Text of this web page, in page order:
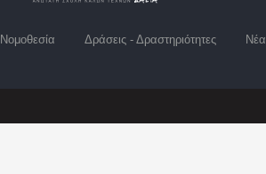
Νομοθεσία Δράσεις - Δραστηριότητες Νέα